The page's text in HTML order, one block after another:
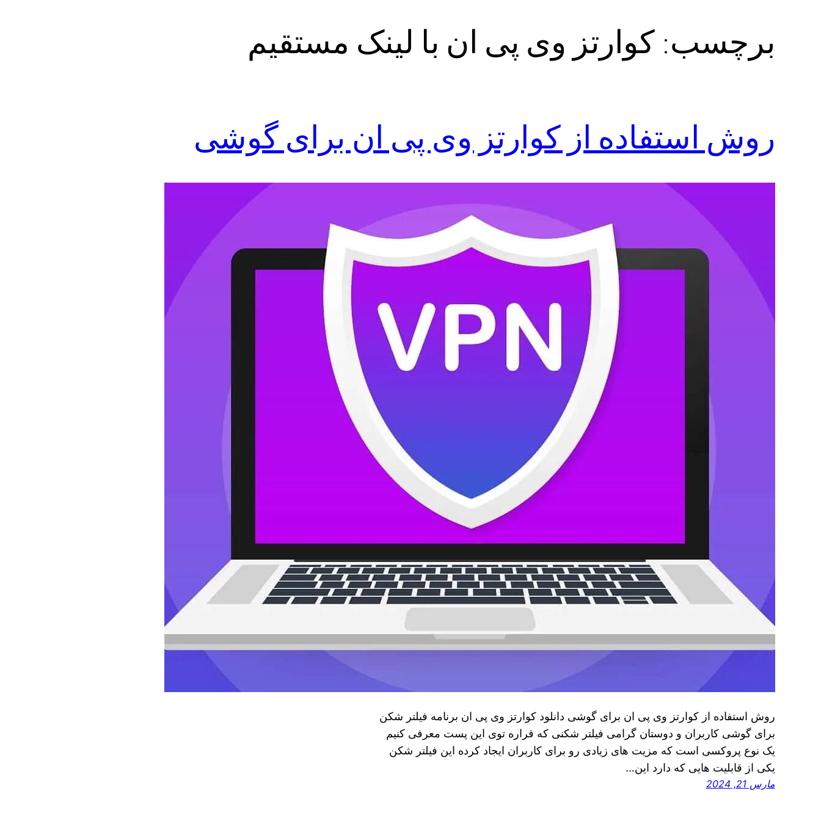
برچسب:کوارتز وی پی ان با لینک مستقیم
روش استفاده از کوارتز وی پی ان برای گوشی
روش استفاده از کوارتز وی پی ان برای گوشی دانلود کوارتز وی پی ان برنامه فیلتر شکن
برای گوشی کاربران و دوستان گرامی فیلتر شکنی که قراره توی اين پست معرفی کنیم
یک نوع پروکسی است که مزیت های زیادی رو برای کاربران ایجاد کرده این فیلتر شکن
یکی از قابلیت هایی که دارد این…
مارس 21, 2024